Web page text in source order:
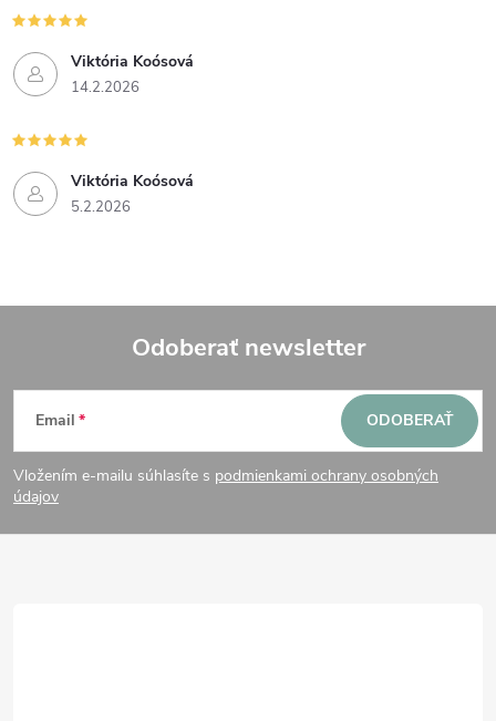
Viktória Koósová
14.2.2026
Viktória Koósová
5.2.2026
Z
á
p
Odoberať newsletter
Email
Vložením e-mailu súhlasíte s podmienkami ochrany osobných
údajov
ODOBERAŤ